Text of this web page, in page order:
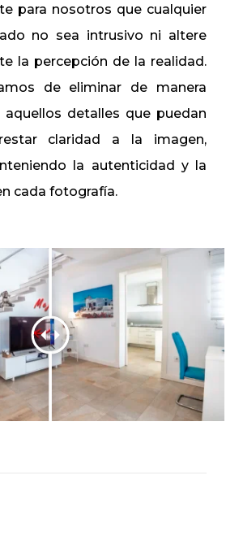
para nosotros que cualquier
no sea intrusivo ni altere
la percepción de la realidad.
de eliminar de manera
aquellos detalles que puedan
claridad a la imagen,
la autenticidad y la
cada fotografía.